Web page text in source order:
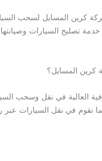
كرين المسايل لسحب
تصليح السيارات
كرين المسايل؟
العالية في نقل وسحب
كما نقوم في نقل السيارات